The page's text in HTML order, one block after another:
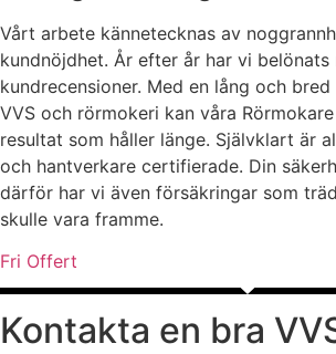
Vårt arbete kännetecknas av
kundnöjdhet. År efter år har vi
kundrecensioner. Med en lång och
VVS och rörmokeri kan våra
resultat som håller länge. Självklart är
och hantverkare certifierade. Din
därför har vi även försäkringar som
skulle vara framme.
Fri Offert
Kontakta en bra